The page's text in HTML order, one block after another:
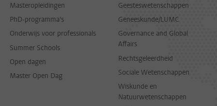
Masteropleidingen
PhD-programma's
Onderwijs voor professionals
Summer Schools
Open dagen
Master Open Dag
Geesteswetenschappen
Geneeskunde/LUMC
Governance and Global
Affairs
Rechtsgeleerdheid
Sociale Wetenschappen
Wiskunde en
Natuurwetenschappen